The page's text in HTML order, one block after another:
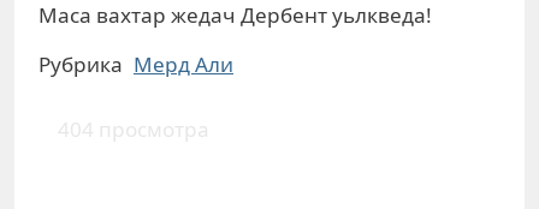
Маса вахтар жедач Дербент уьлкведа!
Рубрика Мерд Али
404 просмотра